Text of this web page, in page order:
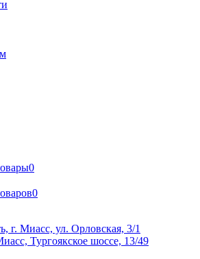
0
0
г. Миасс, ул. Орловская, 3/1
Тургоякское шоссе, 13/49